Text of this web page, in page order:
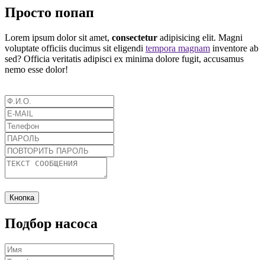
Просто попап
Lorem ipsum dolor sit amet, consectetur adipisicing elit. Magni
voluptate officiis ducimus sit eligendi tempora magnam inventore ab
sed? Officia veritatis adipisci ex minima dolore fugit, accusamus
nemo esse dolor!
Кнопка
Подбор насоса